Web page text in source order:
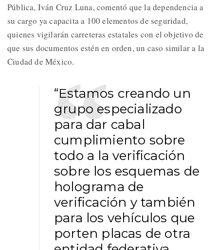
Pública, Iván Cruz Luna, comentó que la dependencia a
su cargo ya capacita a 100 elementos de seguridad,
quienes vigilarán carreteras estatales con el objetivo de
que sus documentos estén en orden, un caso similar a la
Ciudad de México.
“Estamos creando un
grupo especializado
para dar cabal
cumplimiento sobre
todo a la verificación
sobre los esquemas de
holograma de
verificación y también
para los vehículos que
porten placas de otra